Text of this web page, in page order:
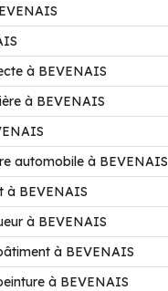
à BEVENAIS
à BEVENAIS
automobile à BEVENAIS
à BEVENAIS
à BEVENAIS
à BEVENAIS
à BEVENAIS